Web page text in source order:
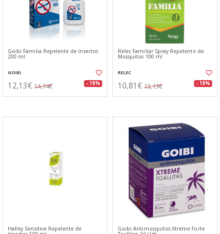
Goibi Familia Repelente de Insectos
200 ml
GOIBI
12,13€ 14,74€ - 18%
Relec Familiar Spray Repelente de
Mosquitos 100 ml
RELEC
10,81€ 13,13€ - 18%
Halley Sensitive Repelente de Goibi Antimosquitos Xtreme Forte